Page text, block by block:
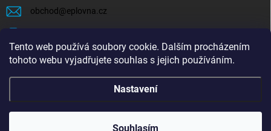
Tento web používá soubory cookie. Dalším procházením
tohoto webu vyjadřujete souhlas s jejich používáním.
Nastavení
Souhlasím
obchod @eplovna.cz
eplovna.cz